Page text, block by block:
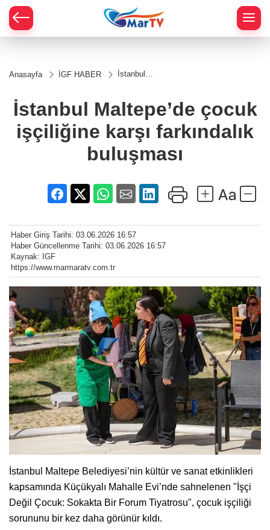
Anasayfa İGF HABER
İstanbul
işçiliğine
karşı
farkındalık
buluşması
İstanbul Maltepe’de çocuk
işçiliğine karşı farkındalık
buluşması
Haber Giriş Tarihi: 03.06.2026 16:57
Haber Güncellenme Tarihi: 03.06.2026 16:57
Kaynak: IGF
https://www.marmaratv.com.tr
İstanbul Maltepe Belediyesi’nin kültür ve sanat etkinlikleri
kapsamında Küçükyalı Mahalle Evi’nde sahnelenen "İşçi
Değil Çocuk: Sokakta Bir Forum Tiyatrosu", çocuk işçiliği
sorununu bir kez daha görünür kıldı.